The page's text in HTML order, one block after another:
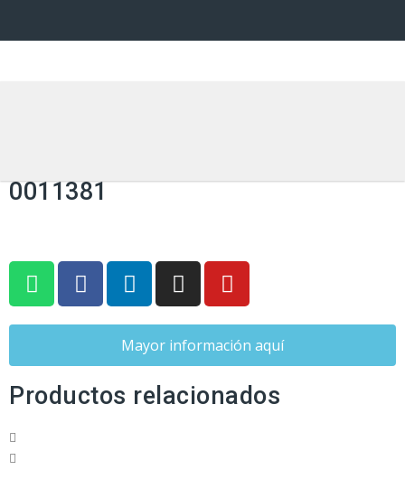
0011381
Mayor información aquí
Productos relacionados